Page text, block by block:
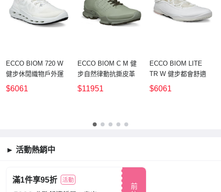
ECCO BIOM 720 W
健步休閒織物戶外運
動鞋 女鞋 白色
$6061
ECCO BIOM C M 健
步自然律動抗撕皮革
運動鞋 男鞋 茶綠色/
$11951
ECCO BIOM LITE
TR W 健步都會舒適
皮革芭蕾舞鞋 女鞋 白
$6061
► 活動熱銷中
滿1件享95折 活動
前